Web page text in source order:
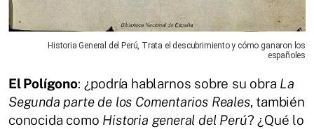
Historia General del Perú, Trata el descubrimiento y cómo ganaron los
españoles
El Polígono: ¿podría hablarnos sobre su obra La
Segunda parte de los Comentarios Reales, también
conocida como Historia general del Perú? ¿Qué lo